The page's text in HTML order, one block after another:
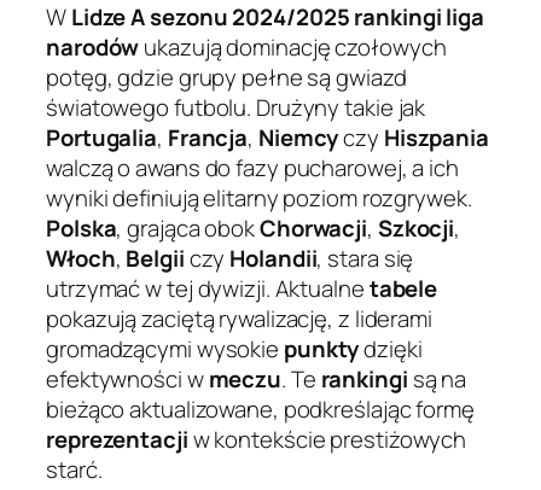
WLidze A sezonu 2024/2025rankingi liga
narodówukazują dominację czołowych
potęg, gdzie grupy pełne są gwiazd
światowego futbolu. Drużyny takie jak
Portugalia, Francja, Niemcyczy Hiszpania
walczą o awans do fazy pucharowej, a ich
wyniki definiują elitarny poziom rozgrywek.
Polska, grająca obokChorwacji, Szkocji,
Włoch, Belgiiczy Holandii, stara się
utrzymać w tej dywizji. Aktualnetabele
pokazują zaciętą rywalizację, z liderami
gromadzącymi wysokie punktydzięki
efektywności wmeczu. Te rankingi są na
bieżąco aktualizowane, podkreślając formę
reprezentacjiw kontekście prestiżowych
starć.